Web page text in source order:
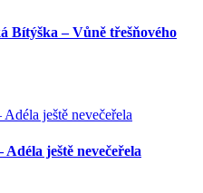
Bítýška – Vůně třešňového
ještě nevečeřela